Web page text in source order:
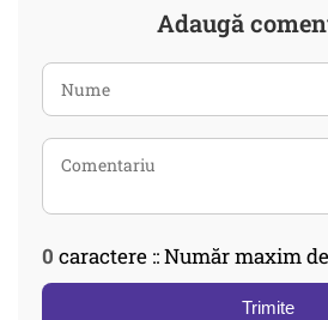
Adaugă
0 caractere :: Număr maxim
Trimite